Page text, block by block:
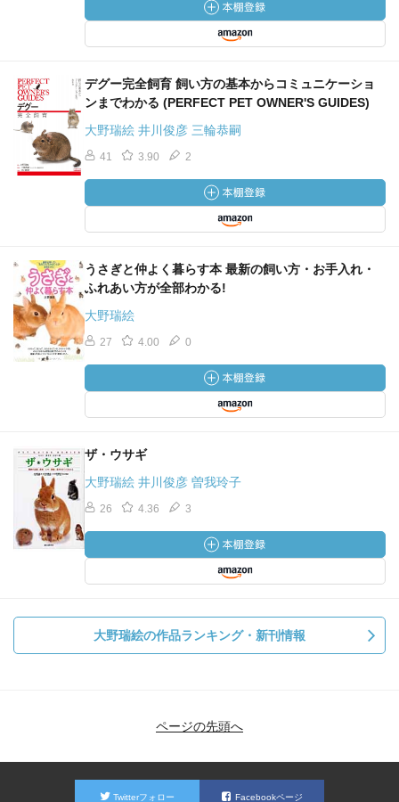
デグー完全飼育 飼い方の基本からコミュニケーショ
ンまでわかる (PERFECT PET OWNER'S GUIDES)
大野瑞絵 井川俊彦 三輪恭嗣
41 3.90 2
うさぎと仲よく暮らす本 最新の飼い方・お手入れ・
ふれあい方が全部わかる!
大野瑞絵
27 4.00 0
ザ・ウサギ
大野瑞絵 井川俊彦 曽我玲子
26 4.36 3
大野瑞絵の作品ランキング・新刊情報
ページの先頭へ
Twitterフォロー Facebookページ